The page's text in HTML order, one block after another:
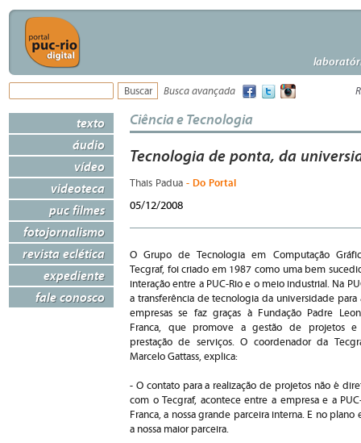
Busca avançada
texto
áudio
vídeo
videoteca
puc filmes
fotojornalismo
revista eclética
expediente
fale conosco
Ciência e Tecnologia
Tecnologia de ponta, da
Thais Padua - Do Portal
05/12/2008
O Grupo de Tecnologia em Computação
Tecgraf, foi criado em 1987 como uma bem
interação entre a PUC-Rio e o meio industrial. Na
a transferência de tecnologia da universidade para
empresas se faz graças à Fundação Padre
Franca, que promove a gestão de projetos e
prestação de serviços. O coordenador da
Marcelo Gattass, explica:
- O contato para a realização de projetos não é
com o Tecgraf, acontece entre a empresa e a
Franca, a nossa grande parceira interna. E no
a nossa maior parceira.